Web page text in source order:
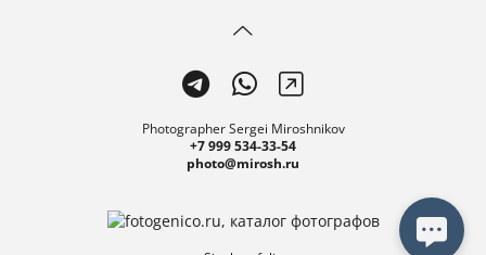
Photographer Sergei Miroshnikov
+7 999 534-33-54
photo@mirosh.ru